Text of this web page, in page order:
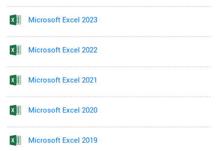
Microsoft Excel 2023
Microsoft Excel 2022
Microsoft Excel 2021
Microsoft Excel 2020
Microsoft Excel 2019